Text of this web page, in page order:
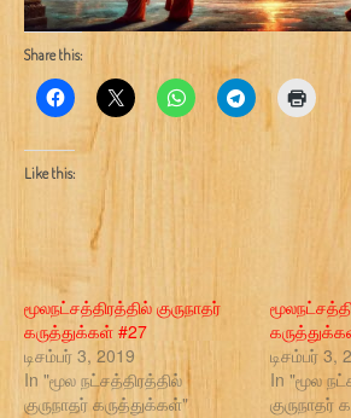
Share this:
Like this:
மூலநட்சத்திரத்தில் குருநாதர்
கருத்துக்கள் #27
டிசம்பர் 3, 2019
In "மூல நட்சத்திரத்தில்
குருநாதர் கருத்துக்கள்"
டிசம்பர் 3,
In "மூல
குருநாதர்